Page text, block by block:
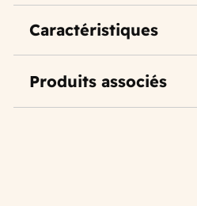
Caractéristiques
Produits associés